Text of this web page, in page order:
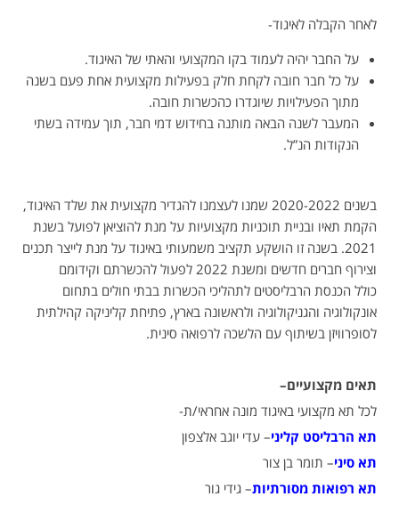
לאחר הקבלה לאיגוד-
על החבר יהיה לעמוד בקו המקצועי והאתי של האיגוד.
על כל חבר חובה לקחת חלק בפעילות מקצועית אחת פעם בשנה
מתוך הפעילויות שיוגדרו כהכשרות חובה.
המעבר לשנה הבאה מותנה בחידוש דמי חבר, תוך עמידה בשתי
הנקודות הנ”ל.
בשנים 2020-2022 שמנו לעצמנו להגדיר מקצועית את שלד האיגוד,
הקמת תאיו ובניית תוכניות מקצועיות על מנת להוציאן לפועל בשנת
2021. בשנה זו הושקע תקציב משמעותי באיגוד על מנת לייצר תכנים
וצירוף חברים חדשים ומשנת 2022 לפעול להכשרתם וקידומם
כולל הכנסת הרבליסטים לתהליכי הכשרות בבתי חולים בתחום
אונקולוגיה והגניקולוגיה ולראשונה בארץ, פתיחת קליניקה קהילתית
לסופרוויזן בשיתוף עם הלשכה לרפואה סינית.
תאים מקצועיים–
לכל תא מקצועי באיגוד מונה אחראי/ת-
תא הרבליסט קליני– עדי יוגב אלצפון
תא סיני– תומר בן צור
תא רפואות מסורתיות– גידי גור